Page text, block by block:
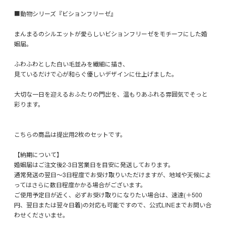
■動物シリーズ『ビションフリーゼ』
まんまるのシルエットが愛らしいビションフリーゼをモチーフにした婚
姻届。
ふわふわとした白い毛並みを繊細に描き、
見ているだけで心が和らぐ優しいデザインに仕上げました。
大切な一日を迎えるおふたりの門出を、温もりあふれる雰囲気でそっと
彩ります。
こちらの商品は提出用2枚のセットです。
【納期について】
婚姻届はご注文後2-3日営業日を目安に発送しております。
通常発送の翌日～3日程度でお受け取りいただけますが、地域や天候によ
ってはさらに数日程度かかる場合がございます。
ご使用予定日が近く、必ずお受け取りになりたい場合は、速達(＋500
円、翌日または翌々日着)の対応も可能ですので、公式LINEまでお問い合
わせくださいませ。